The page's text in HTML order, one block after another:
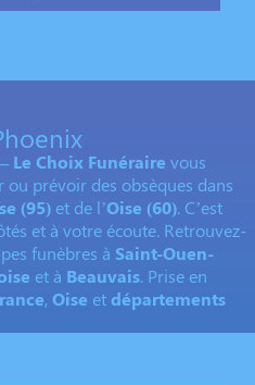
Le Choix Funéraire vous
prévoir des obsèques dans
(95) et de l’Oise (60). C’est
et à votre écoute. Retrouvez-
funèbres à Saint-Ouen-
et à Beauvais. Prise en
, Oise etdépartements